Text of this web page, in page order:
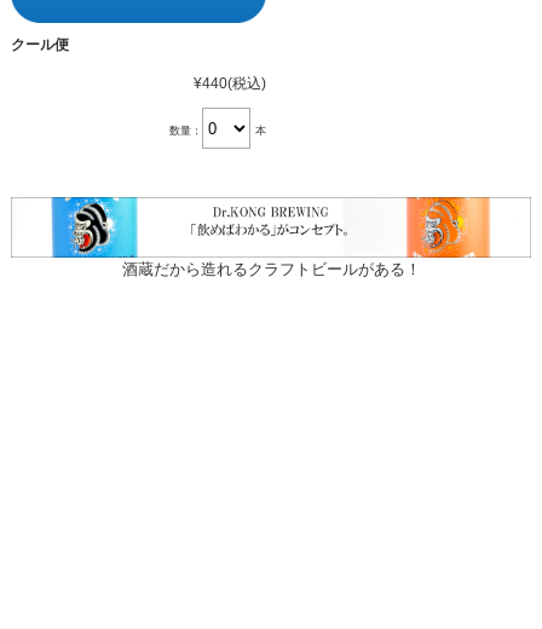
クール便
¥440(税込)
数量： 本
酒蔵だから造れるクラフトビールがある！